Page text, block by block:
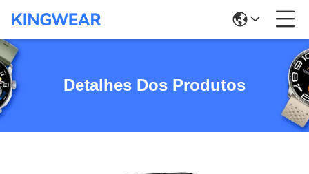
Detalhes Dos Produtos